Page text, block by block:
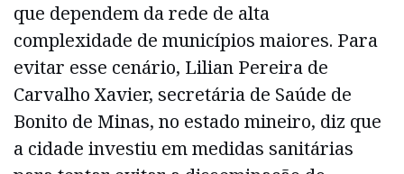
que dependem da rede de alta
complexidade de municípios maiores. Para
evitar esse cenário, Lilian Pereira de
Carvalho Xavier, secretária de Saúde de
Bonito de Minas, no estado mineiro, diz que
a cidade investiu em medidas sanitárias